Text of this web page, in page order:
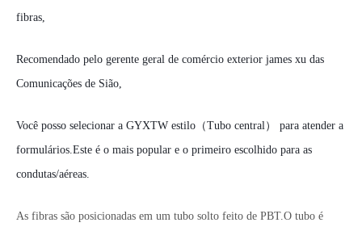
fibras,
Recomendado pelo gerente geral de comércio exterior james xu das
Comunicações de Sião,
Você posso selecionar a GYXTW estilo （Tubo central） para atender a
formulários.Este é o mais popular e o primeiro escolhido para as
condutas/aéreas.
As fibras são posicionadas em um tubo solto feito de PBT.O tubo é